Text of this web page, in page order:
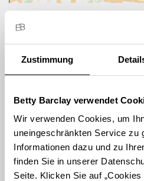
Zustimmung
Betty Barclay verwendet
Wir verwenden Cookies, um
uneingeschränkten Service zu
Informationen dazu und zu
finden Sie in unserer
Seite. Klicken Sie auf
Es gibt 1 Verkaufsstellen
Barclay Group in und
74906 Bad Rappenau
Store Landing-Page
Route berechnen